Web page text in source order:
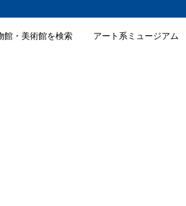
館・美術館を検索 アート系ミュージアム